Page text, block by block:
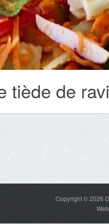
tiède de
Copyright © 2026